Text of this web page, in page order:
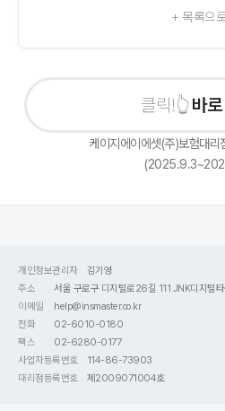
+ 목록으
바로
케이지에이에셋(주)보험대
개인정보관리자
김기영
주소
서울 구로구 디지털로26길 111 JNK디지털
이메일
help@insmaster.co.kr
전화
02-6010-0180
팩스
02-6280-0177
사업자등록번호
114-86-73903
대리점등록번호
제2009071004호